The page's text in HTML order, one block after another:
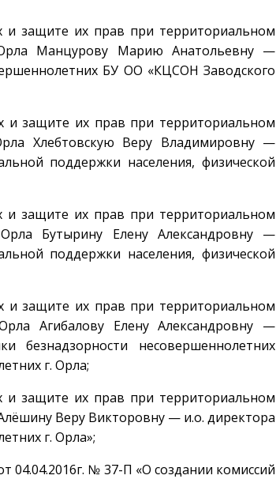
и защите их прав при территориальном
Манцурову Марию Анатольевну —
БУ ОО «КЦСОН Заводского
и защите их прав при территориальном
Хлебтовскую Веру Владимировну —
поддержки населения, физической
и защите их прав при территориальном
Бутырину Елену Александровну —
поддержки населения, физической
и защите их прав при территориальном
Агибалову Елену Александровну —
безнадзорности несовершеннолетних
г. Орла;
и защите их прав при территориальном
Веру Викторовну — и.о. директора
г. Орла»;
№ 37-П «О создании комиссий